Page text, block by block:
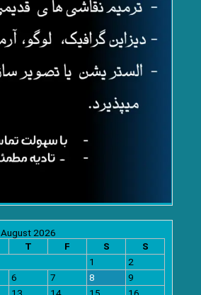
August 2026
T F S
S
1
2
6 7 8
9